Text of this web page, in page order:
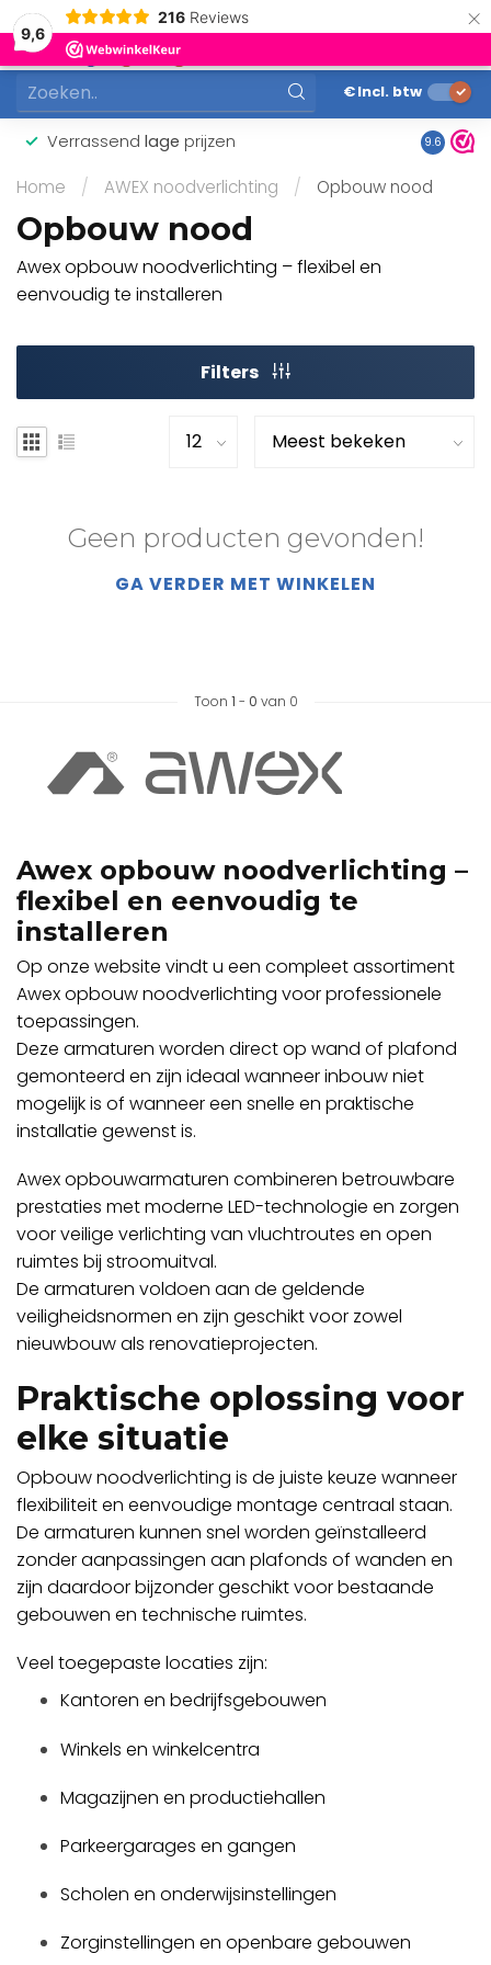
9,6
216 Reviews ×
MENU
0
€Incl. btw
Verrassend lage prijzen 9.6
Home / AWEX noodverlichting / Opbouw nood
Opbouw nood
Awex opbouw noodverlichting – flexibel en
eenvoudig te installeren
Filters
Geen producten gevonden!
GA VERDER MET WINKELEN
Toon 1 - 0 van 0
Awex opbouw noodverlichting –
flexibel en eenvoudig te
installeren
Op onze website vindt u een compleet assortiment
Awex opbouw noodverlichting voor professionele
toepassingen.
Deze armaturen worden direct op wand of plafond
gemonteerd en zijn ideaal wanneer inbouw niet
mogelijk is of wanneer een snelle en praktische
installatie gewenst is.
Awex opbouwarmaturen combineren betrouwbare
prestaties met moderne LED-technologie en zorgen
voor veilige verlichting van vluchtroutes en open
ruimtes bij stroomuitval.
De armaturen voldoen aan de geldende
veiligheidsnormen en zijn geschikt voor zowel
nieuwbouw als renovatieprojecten.
Praktische oplossing voor
elke situatie
Opbouw noodverlichting is de juiste keuze wanneer
flexibiliteit en eenvoudige montage centraal staan.
De armaturen kunnen snel worden geïnstalleerd
zonder aanpassingen aan plafonds of wanden en
zijn daardoor bijzonder geschikt voor bestaande
gebouwen en technische ruimtes.
Veel toegepaste locaties zijn:
Kantoren en bedrijfsgebouwen
Winkels en winkelcentra
Magazijnen en productiehallen
Parkeergarages en gangen
Scholen en onderwijsinstellingen
Zorginstellingen en openbare gebouwen